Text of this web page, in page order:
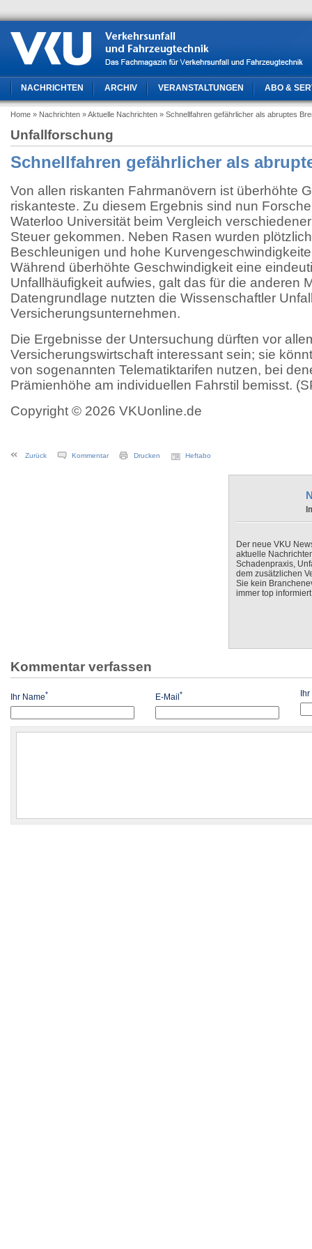
NACHRICHTEN ARCHIV VERANSTALTUNGEN ABO &
Home » Nachrichten » Aktuelle Nachrichten » Schnellfahren gefährlicher als abruptes
Unfallforschung
Schnellfahren gefährlicher als
Von allen riskanten Fahrmanövern ist überhöhte
riskanteste. Zu diesem Ergebnis sind nun
Waterloo Universität beim Vergleich
Steuer gekommen. Neben Rasen wurden
Beschleunigen und hohe
Während überhöhte Geschwindigkeit eine
Unfallhäufigkeit aufwies, galt das für die anderen
Datengrundlage nutzten die Wissenschaftler
Versicherungsunternehmen.
Die Ergebnisse der Untersuchung dürften vor
Versicherungswirtschaft interessant sein; sie
von sogenannten Telematiktarifen nutzen, bei
Prämienhöhe am individuellen Fahrstil bemisst.
Copyright © 2026 VKUonline.de
Zurück Kommentar Drucken Heftabo
Der neue VKU
aktuelle
Schadenpraxis,
dem zusätzlichen
Sie kein
immer top
Kommentar verfassen
Ihr Name* E-Mail *